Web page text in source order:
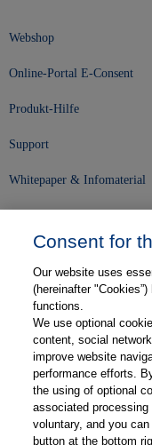
Webshop
Online-Portal E-Consent
Produkt-Hilfe
Support
Whitepaper & Infomaterial
Karriere
Kontakt
Web-Semniare
Anwenderberichte
Partner
Consent for
Our website uses
(hereinafter
functions.
We use optional
content, social
improve website
performance efforts.
the using of optional
associated
voluntary, and you
button at the bottom